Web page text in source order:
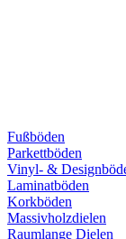
Fußböden
Parkettböden
Vinyl- &
Laminatböden
Korkböden
Massivholzdielen
Raumlange Dielen